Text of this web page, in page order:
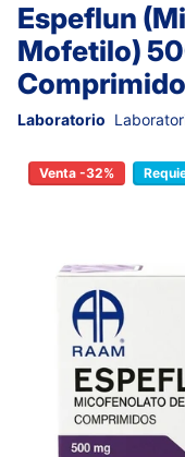
Espeflun
Mofetilo)
Laboratorio
Venta -32%